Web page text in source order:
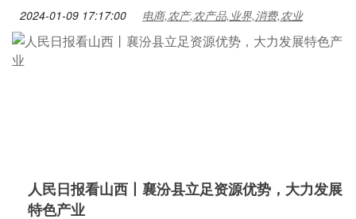
2024-01-09 17:17:00 电商,农产,农产品,业界,消费,农业
人民日报看山西丨襄汾县立足资源优势，大力发展
特色产业